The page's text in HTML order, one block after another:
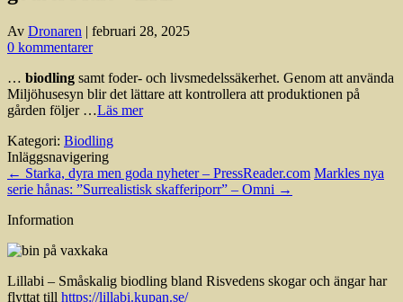
Av Dronaren | februari 28, 2025
0 kommentarer
… biodling samt foder- och livsmedelssäkerhet. Genom att använda
Miljöhusesyn blir det lättare att kontrollera att produktionen på
gården följer …Läs mer
Kategori: Biodling
Inläggsnavigering
← Starka, dyra men goda nyheter – PressReader.com Markles nya
serie hånas: ”Surrealistisk skafferiporr” – Omni →
Information
Lillabi – Småskalig biodling bland Risvedens skogar och ängar har
flyttat till https://lillabi.kupan.se/